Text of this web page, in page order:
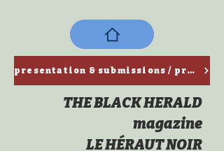
presentation & submissions / ​présentation & propositions de textes
THE BLACK HERALD
magazine
LE HÉRAUT NOIR